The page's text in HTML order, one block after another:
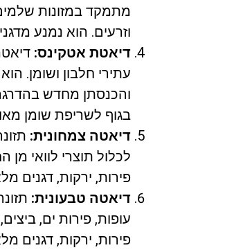
מתמקד במזונות
וזרעים. הוא נמנע
דיאטת אטקינס:
עתירי חלבון ושומן.
והכנסתן מחדש
בגוף לשריפת שומן
דיאטה צמחונית:
לכלול תוצרי לוואי מן
פירות, ירקות, דגנים
דיאטה טבעונית:
עופות, פירות ים,
פירות, ירקות, דגנים